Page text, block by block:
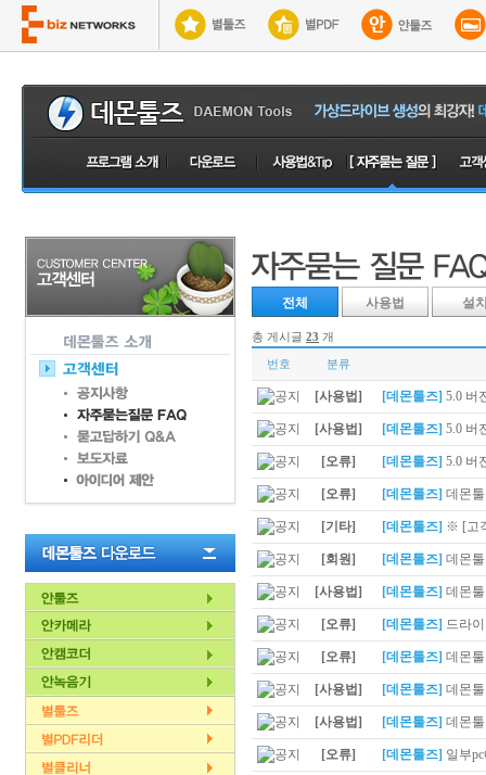
전체 사용법 설
총 게시글 23 개
번호 분류
[사용법] [데몬툴즈] 5.0 버
[사용법] [데몬툴즈] 5.0 버
[오류] [데몬툴즈] 5.0 버
[오류] [데몬툴즈] 데몬
[기타] [데몬툴즈] ※ [고
[회원] [데몬툴즈] 데몬
[사용법] [데몬툴즈] 데몬
[오류] [데몬툴즈] 드라
[오류] [데몬툴즈] 데몬
[사용법] [데몬툴즈] 데몬
[사용법] [데몬툴즈] 데몬
[오류] [데몬툴즈] 일부